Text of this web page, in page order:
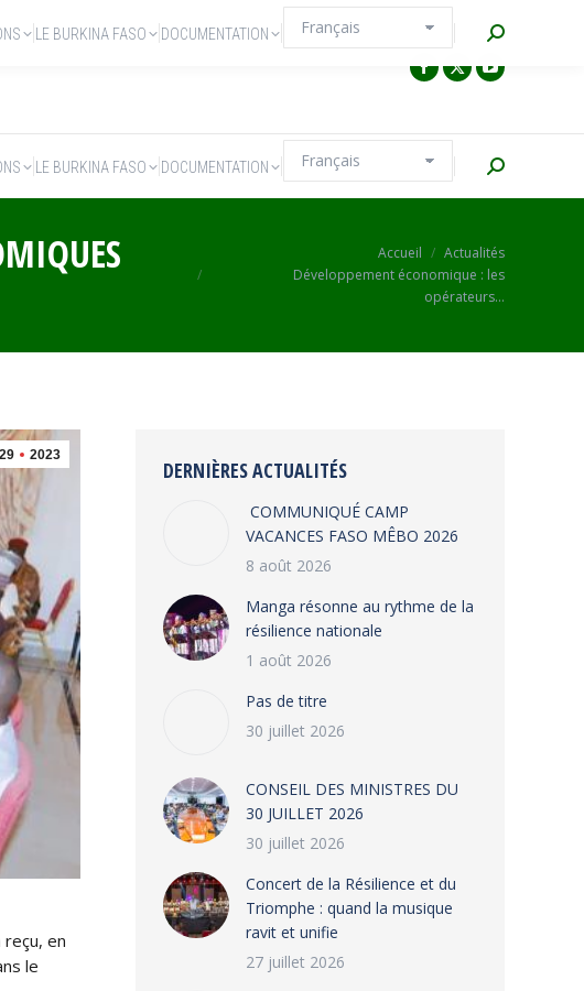
LE BURKINA FASO DOCUMENTATION Recherche
Accueil
Actualités
Développement économique : les
opérateurs…
29 2023
en
le
DERNIÈRES ACTUALITÉS
COMMUNIQUÉ CAMP
VACANCES FASO MÊBO 2026
8 août 2026
Manga résonne au rythme de la
résilience nationale
1 août 2026
Pas de titre
30 juillet 2026
CONSEIL DES MINISTRES DU
30 JUILLET 2026
30 juillet 2026
‎​Concert de la Résilience et du
Triomphe : quand la musique
ravit et unifie
27 juillet 2026
LE BURKINA FASO DOCUMENTATION Recherche